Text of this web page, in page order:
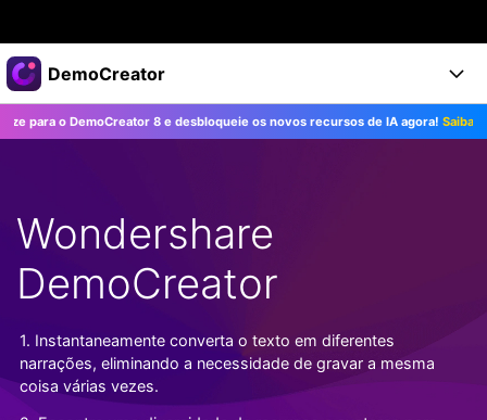
Produtos em destaque
Criatividade digital com IA generativa
Utilitários
Negócios
Sala de imprensa
Loja
Suporte
DemoCreator
Produtos
Recursos
Todos os recursos >
Recursos de IA
Dicas de IA
Todos os recursos de IA >
Soluções
DemoCreator para
Blog
Mais Soluções >
Central de Ajuda
Começe a Usar
Suporte
TESTE GRÁTIS COMPRE AGORA
Entrar
o DemoCreator 8 e desbloqueie os novos recursos de IA agora!Saiba Mais>>
Wondershare
DemoCreator
1. Instantaneamente converta o texto em diferentes
narrações, eliminando a necessidade de gravar a mesma
coisa várias vezes.